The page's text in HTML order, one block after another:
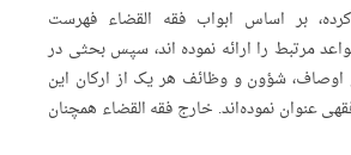
کرده، بر اساس ابواب فقه القضاء فهرست
مرتبط را ارائه نموده اند، سپس بحثی در
اوصاف، شؤون و وظائف هر یک از ارکان این
عنوان نموده‌اند. خارج فقه القضاء همچنان